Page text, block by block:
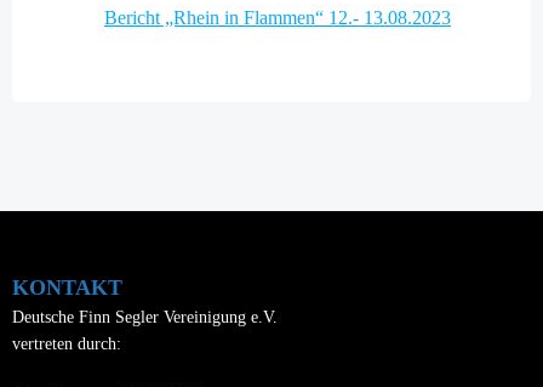
Bericht „Rhein in Flammen“ 12.- 13.08.2023
KONTAKT
Deutsche Finn Segler Vereinigung e.V.
vertreten durch: